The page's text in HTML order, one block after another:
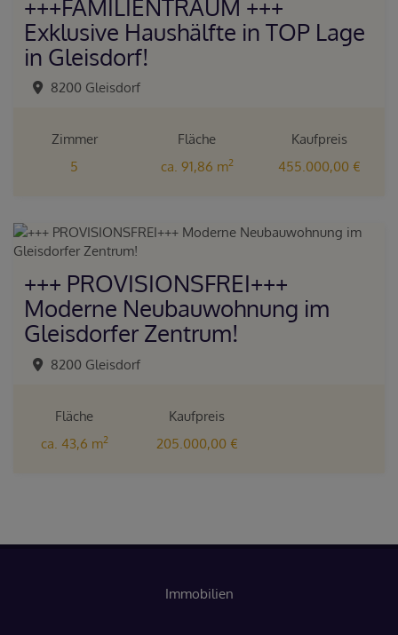
+++FAMILIENTRAUM +++
Exklusive Haushälfte in TOP Lage
in Gleisdorf!
8200 Gleisdorf
Zimmer
5
Fläche
ca. 91,86 m2
Kaufpreis
455.000,00 €
+++ PROVISIONSFREI+++
Moderne Neubauwohnung im
Gleisdorfer Zentrum!
8200 Gleisdorf
Fläche
ca. 43,6 m2
Kaufpreis
205.000,00 €
Immobilien